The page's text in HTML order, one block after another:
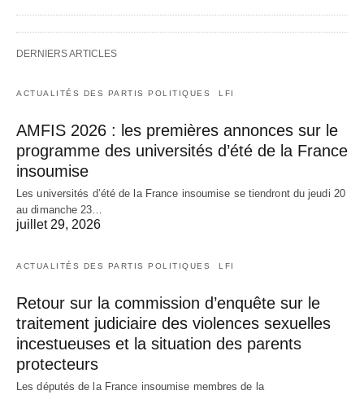
DERNIERS ARTICLES
ACTUALITÉS DES PARTIS POLITIQUES LFI
AMFIS 2026 : les premières annonces sur le
programme des universités d’été de la France
insoumise
Les universités d’été de la France insoumise se tiendront du jeudi 20
au dimanche 23…
juillet 29, 2026
ACTUALITÉS DES PARTIS POLITIQUES LFI
Retour sur la commission d’enquête sur le
traitement judiciaire des violences sexuelles
incestueuses et la situation des parents
protecteurs
Les députés de la France insoumise membres de la